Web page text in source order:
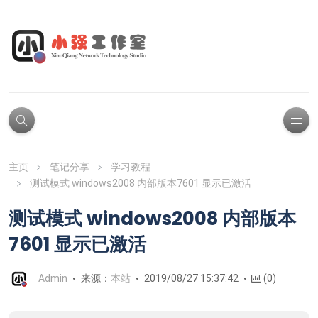
主页 笔记分享
学习教程
测试模式 windows2008 内部版本7601 显示已激活
测试模式 windows2008 内部版本
7601 显示已激活
Admin 来源： 本站 2019/08/27 15:37:42 (0)